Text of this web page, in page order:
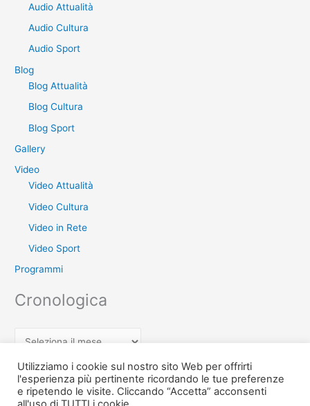
Audio Attualità
Audio Cultura
Audio Sport
Blog
Blog Attualità
Blog Cultura
Blog Sport
Gallery
Video
Video Attualità
Video Cultura
Video in Rete
Video Sport
Programmi
Cronologica
o
n
Copyright © 2026 Teche Treccia - L'archivio di Radio Treccia Ischia
Utilizziamo i cookie sul nostro sito Web per offrirti
l'esperienza più pertinente ricordando le tue preferenze
e ripetendo le visite. Cliccando “Accetta” acconsenti